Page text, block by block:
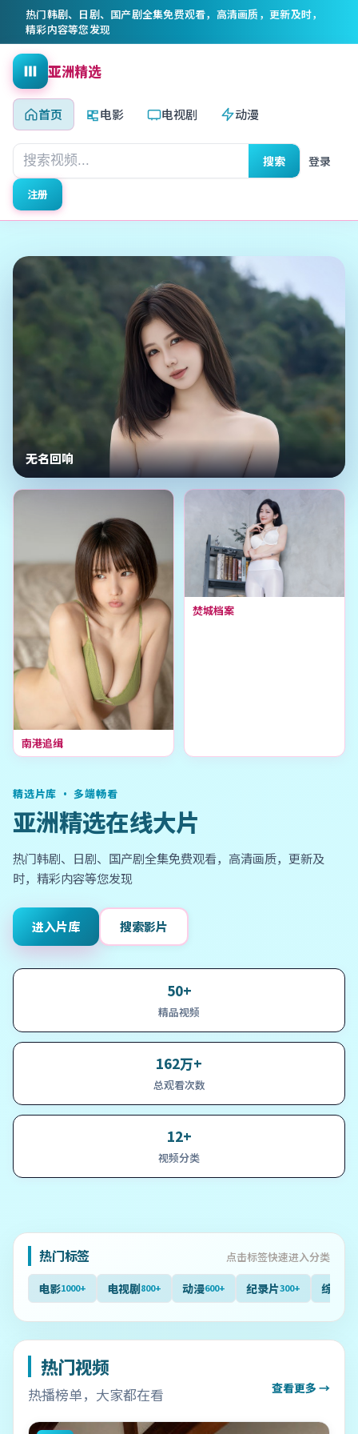
热门韩剧、日剧、国产剧全集免费观看，高清画质，更新及时，
精彩内容等您发现
亚洲精选
首页 电影 电视剧 动漫
搜索 登录
注册
精选片库 · 多端畅看
亚洲精选在线大片
热门韩剧、日剧、国产剧全集免费观看，高清画质，更新及
时，精彩内容等您发现
进入片库 搜索影片
50+
精品视频
162万+
总观看次数
12+
视频分类
无名回响
南港追缉
焚城档案
热门标签 点击标签快速进入分类
电影1000+ 电视剧800+ 动漫600+ 纪录片300+ 综艺
热门视频
热播榜单，大家都在看 查看更多 →